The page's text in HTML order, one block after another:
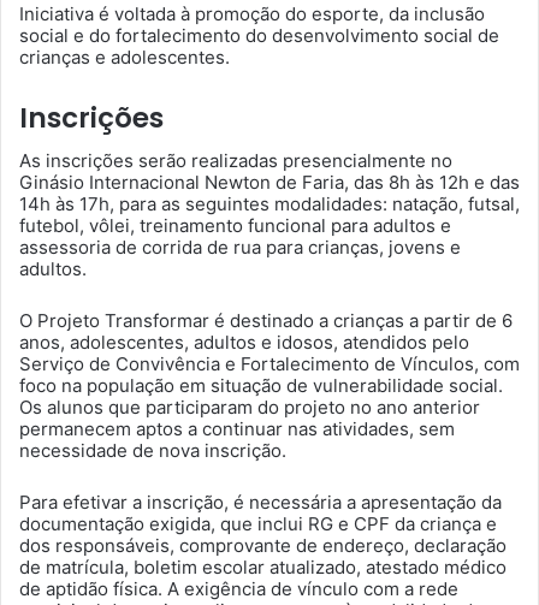
Iniciativa é voltada à promoção do esporte, da inclusão
social e do fortalecimento do desenvolvimento social de
crianças e adolescentes.
Inscrições
As inscrições serão realizadas presencialmente no
Ginásio Internacional Newton de Faria, das 8h às 12h e das
14h às 17h, para as seguintes modalidades: natação, futsal,
futebol, vôlei, treinamento funcional para adultos e
assessoria de corrida de rua para crianças, jovens e
adultos.
O Projeto Transformar é destinado a crianças a partir de 6
anos, adolescentes, adultos e idosos, atendidos pelo
Serviço de Convivência e Fortalecimento de Vínculos, com
foco na população em situação de vulnerabilidade social.
Os alunos que participaram do projeto no ano anterior
permanecem aptos a continuar nas atividades, sem
necessidade de nova inscrição.
Para efetivar a inscrição, é necessária a apresentação da
documentação exigida, que inclui RG e CPF da criança e
dos responsáveis, comprovante de endereço, declaração
de matrícula, boletim escolar atualizado, atestado médico
de aptidão física. A exigência de vínculo com a rede